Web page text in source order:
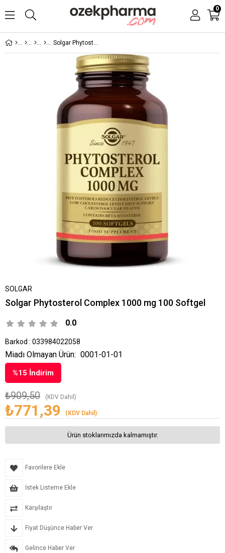
0
Solgar Phytosterol Complex 1000 mg 100 Softgel
SOLGAR
Solgar Phytosterol Complex 1000 mg 100 Softgel
0.0
Barkod : 033984022058
%15 İndirim
₺909,50 (KDV Dahil)
₺771,39 (KDV Dahil)
Miadı Olmayan Ürün: 0001-01-01
Ürün stoklarımızda kalmamıştır.
Favorilere Ekle
İstek Listeme Ekle
Karşılaştır
Fiyat Düşünce Haber Ver
Gelince Haber Ver